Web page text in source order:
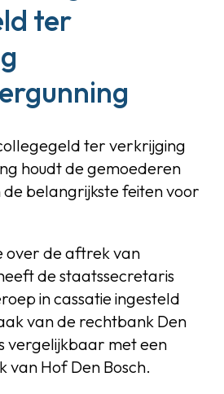
ter
ter verkrijging
houdt de gemoederen
de belangrijkste feiten voor
over de aftrek van
de staatssecretaris
in cassatie ingesteld
van de rechtbank Den
vergelijkbaar met een
van Hof Den Bosch.